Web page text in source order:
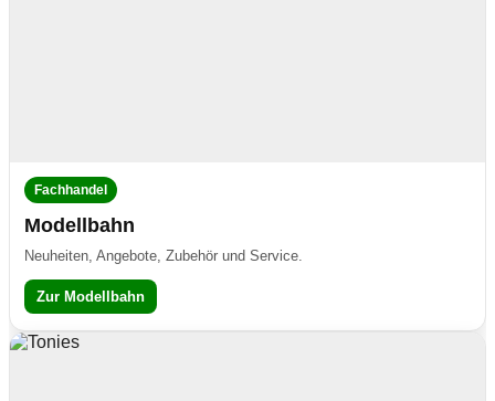
Fachhandel
Modellbahn
Neuheiten, Angebote, Zubehör und Service.
Zur Modellbahn